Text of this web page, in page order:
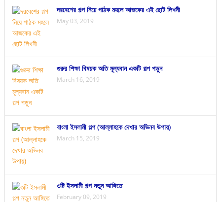
দরবেশের গল্প নিয়ে পাঠক মহলে আজকের এই ছোট লিখনী
May 03, 2019
গুরুর শিক্ষা বিষয়ক অতি মূল্যবান একটি গল্প পড়ুন
March 16, 2019
বাংলা ইসলামী গল্প (আল্লাহকে দেখার অভিনব উপায়)
March 15, 2019
৩টি ইসলামী গল্প নতুন আঙ্গিতে
February 09, 2019